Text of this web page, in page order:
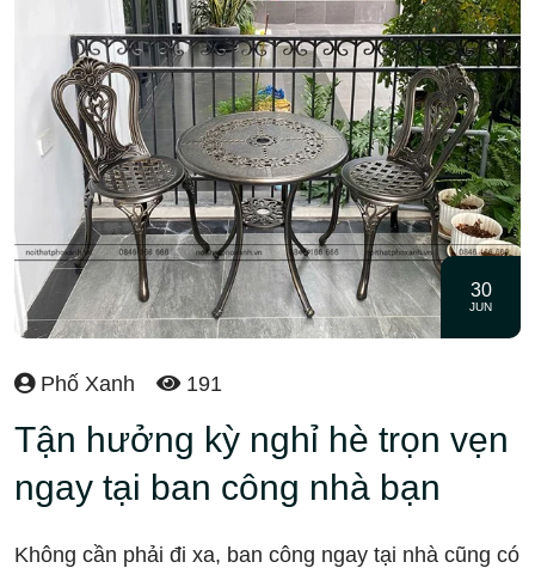
30
JUN
Phố Xanh 191
Tận hưởng kỳ nghỉ hè trọn vẹn
ngay tại ban công nhà bạn
Không cần phải đi xa, ban công ngay tại nhà cũng có